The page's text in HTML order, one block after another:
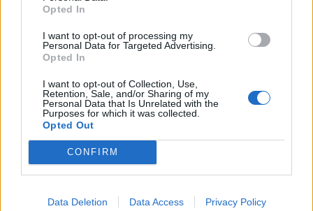
Opted In
I want to opt-out of processing my
Personal Data for Targeted Advertising.
Opted In
I want to opt-out of Collection, Use,
Retention, Sale, and/or Sharing of my
Personal Data that Is Unrelated with the
Purposes for which it was collected.
Opted Out
CONFIRM
Data Deletion Data Access Privacy Policy
Sledované diskuze
Poslední 3 příspěvky na mé zdi
Zobrazit celou mou zeď